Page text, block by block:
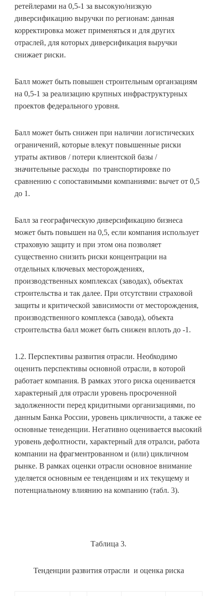
ретейлерами на 0,5-1 за высокую/низкую
диверсификацию выручки по регионам: данная
корректировка может применяться и для других
отраслей, для которых диверсификация выручки
снижает риски.
Балл может быть повышен строительным органзациям
на 0,5-1 за реализацию крупных инфраструктурных
проектов федерального уровня.
Балл может быть снижен при наличии логистических
ограничений, которые влекут повышенные риски
утраты активов / потери клиентской базы /
значительные расходы по транспортировке по
сравнению с сопоставимыми компаниями: вычет от 0,5
до 1.
Балл за географическую диверсификацию бизнеса
может быть повышен на 0,5, если компания использует
страховую защиту и при этом она позволяет
существенно снизить риски концентрации на
отдельных ключевых месторождениях,
производственных комплексах (заводах), объектах
строительства и так далее. При отсутствии страховой
защиты и критической зависимости от месторождения,
производственного комплекса (завода), объекта
строительства балл может быть снижен вплоть до -1.
1.2. Перспективы развития отрасли. Необходимо
оценить перспективы основной отрасли, в которой
работает компания. В рамках этого риска оценивается
характерный для отрасли уровень просроченной
задолженности перед кридитными организациями, по
данным Банка России, уровень цикличности, а также ее
основные тенеденции. Негативно оценивается высокий
уровень дефолтности, характерный для отралси, работа
компании на фрагментрованном и (или) цикличном
рынке. В рамках оценки отрасли основное внимание
уделяется основным ее тенденциям и их текущему и
потенциальному влиянию на компанию (табл. 3).
Таблица 3.
Тенденции развития отрасли и оценка риска